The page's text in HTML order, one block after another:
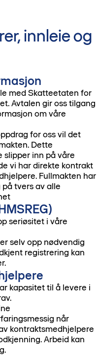
innleie og
med Skatteetaten for
Avtalen gir oss tilgang
om våre
for oss vil det
Dette
inn på våre
vi har direkte kontrakt
Fullmakten har
tvers av alle
seriøsitet i våre
selv opp nødvendig
registrering kan
kapasitet til å levere i
når
kontraktsmedhjelpere
Arbeid kan